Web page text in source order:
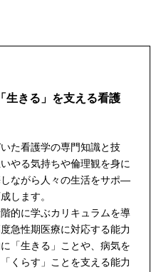
生きる」を支える看護
た看護学の専門知識と技
やる気持ちや倫理観を身に
ながら人々の生活をサポ―
します。
的に学ぶカリキュラムを導
急性期医療に対応する能力
「生きる」ことや、病気を
くらす」ことを支える能力